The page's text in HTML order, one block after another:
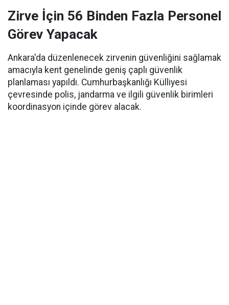
Zirve İçin 56 Binden Fazla Personel
Görev Yapacak
Ankara'da düzenlenecek zirvenin güvenliğini sağlamak
amacıyla kent genelinde geniş çaplı güvenlik
planlaması yapıldı. Cumhurbaşkanlığı Külliyesi
çevresinde polis, jandarma ve ilgili güvenlik birimleri
koordinasyon içinde görev alacak.